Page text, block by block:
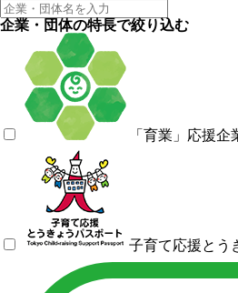
企業・団体の特長で絞り込む
「育業」応援企
子育て応援とう